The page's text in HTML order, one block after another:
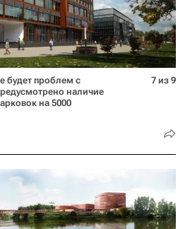
будет проблем с
наличие
на 5000
7 из 9